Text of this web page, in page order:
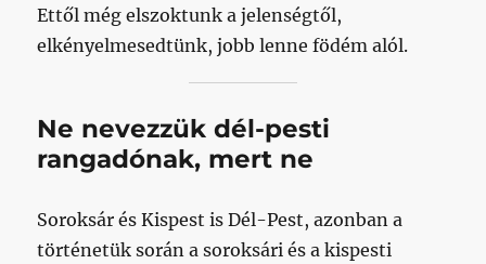
Ettől még elszoktunk a jelenségtől,
elkényelmesedtünk, jobb lenne födém alól.
Ne nevezzük dél-pesti
rangadónak, mert ne
Soroksár és Kispest is Dél-Pest, azonban a
történetük során a soroksári és a kispesti